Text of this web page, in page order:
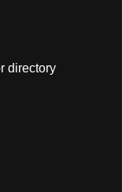
directory